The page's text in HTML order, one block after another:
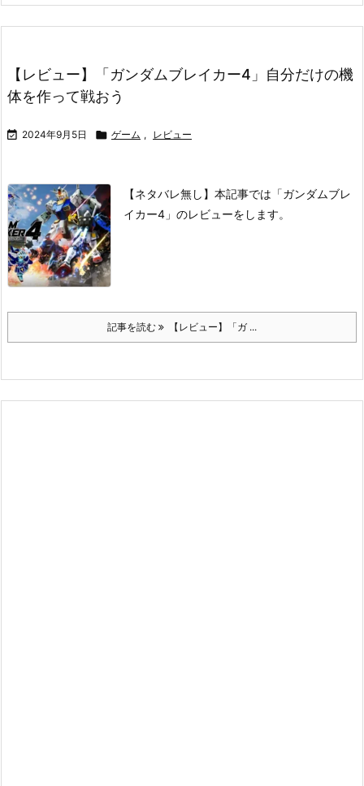
【レビュー】「ガンダムブレイカー4」自分だけの機
体を作って戦おう
 2024年9月5日  ゲーム , レビュー
【ネタバレ無し】本記事では「ガンダムブレ
イカー4」のレビューをします。
記事を読む 【レビュー】「ガ ...